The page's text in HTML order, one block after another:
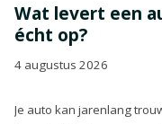
Wat levert een
écht op?
4 augustus 2026
Je auto kan jarenlang